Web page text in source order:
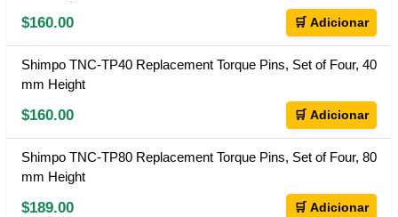
$160.00 🛒 Adicionar
Shimpo TNC-TP40 Replacement Torque Pins, Set of Four, 40
mm Height
$160.00 🛒 Adicionar
Shimpo TNC-TP80 Replacement Torque Pins, Set of Four, 80
mm Height
$189.00 🛒 Adicionar